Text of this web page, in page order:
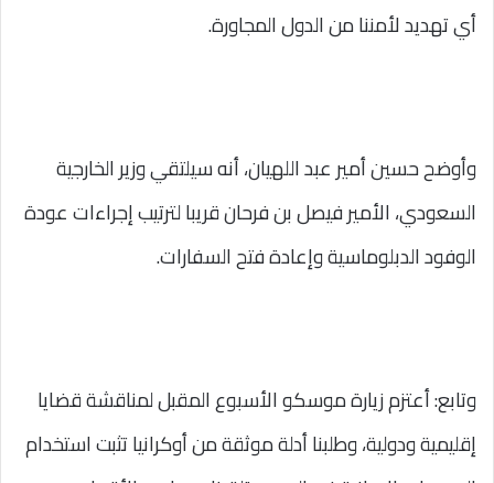
أي تهديد لأمننا من الدول المجاورة.
وأوضح حسين أمير عبد اللهيان، أنه سيلتقي وزير الخارجية
السعودي، الأمير فيصل بن فرحان قريبا لترتيب إجراءات عودة
الوفود الدبلوماسية وإعادة فتح السفارات.
وتابع: أعتزم زيارة موسكو الأسبوع المقبل لمناقشة قضايا
إقليمية ودولية، وطلبنا أدلة موثقة من أوكرانيا تثبت استخدام